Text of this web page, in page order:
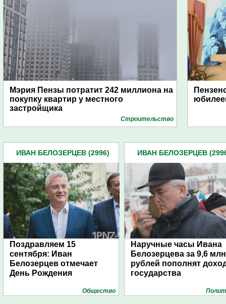
Мэрия Пензы потратит 242 миллиона на
покупку квартир у местного
застройщика
Строительство
ИВАН БЕЛОЗЕРЦЕВ (2996)
Поздравляем 15
сентября: Иван
Белозерцев отмечает
День Рождения
Общество
ИВАН БЕЛОЗЕРЦЕВ
Наручные часы Ивана
Белозерцева за 9,6 млн
рублей пополнят
государства